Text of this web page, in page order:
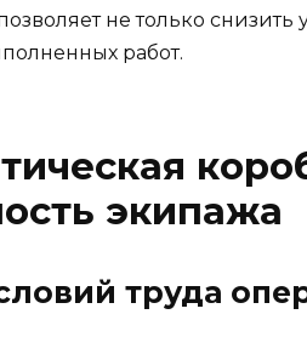
не только снизить
работ.
экипажа
труда